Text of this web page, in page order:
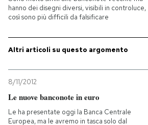
Cultura
Economia
Sport
Europa
PODCAST
NEWSLETTER
hanno dei disegni diversi, visibili in controluce,
così sono più difficili da falsificare
Altri articoli su questo argomento
8/11/2012
Le nuove banconote in euro
Le ha presentate oggi la Banca Centrale
Europea, ma le avremo in tasca solo dal